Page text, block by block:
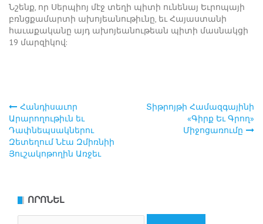
Նշենք, որ Սերպիոյ մէջ տեղի պիտի ունենայ Եւրոպայի
բռնցքամարտի ախոյեանութիւնը, եւ Հայաստանի
հաւաքականը այդ ախոյեանութեան պիտի մասնակցի
19 մարզիկով:
Post
navigation
Հանդիսաւոր
Արարողութիւն եւ
Դափնեպսակներու
Զետեղում Նէա Զմիռնիի
Յուշակոթողին Առջեւ
Տիթրոյթի Համազգայինի
«Գիրք Եւ Գրող»
Միջոցառումը
ՈՐՈՆԵԼ